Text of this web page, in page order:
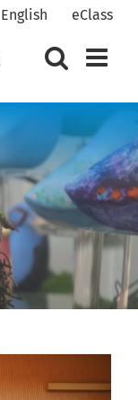
English eClass